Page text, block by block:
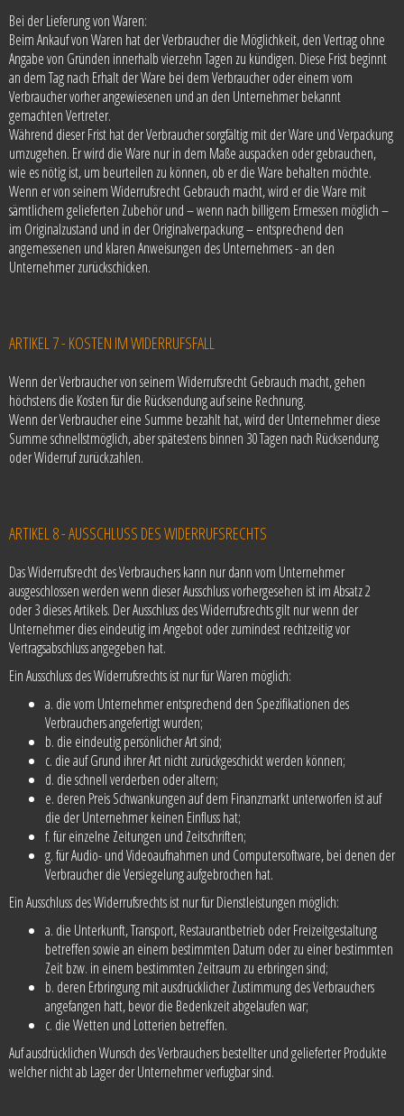
Bei der Lieferung von Waren:
Beim Ankauf von Waren hat der Verbraucher die Möglichkeit, den Vertrag ohne
Angabe von Gründen innerhalb vierzehn Tagen zu kündigen. Diese Frist beginnt
an dem Tag nach Erhalt der Ware bei dem Verbraucher oder einem vom
Verbraucher vorher angewiesenen und an den Unternehmer bekannt
gemachten Vertreter.
Während dieser Frist hat der Verbraucher sorgfältig mit der Ware und Verpackung
umzugehen. Er wird die Ware nur in dem Maße auspacken oder gebrauchen,
wie es nötig ist, um beurteilen zu können, ob er die Ware behalten möchte.
Wenn er von seinem Widerrufsrecht Gebrauch macht, wird er die Ware mit
sämtlichem gelieferten Zubehör und – wenn nach billigem Ermessen möglich –
im Originalzustand und in der Originalverpackung – entsprechend den
angemessenen und klaren Anweisungen des Unternehmers - an den
Unternehmer zurückschicken.
ARTIKEL 7 - KOSTEN IM WIDERRUFSFALL
Wenn der Verbraucher von seinem Widerrufsrecht Gebrauch macht, gehen
höchstens die Kosten für die Rücksendung auf seine Rechnung.
Wenn der Verbraucher eine Summe bezahlt hat, wird der Unternehmer diese
Summe schnellstmöglich, aber spätestens binnen 30 Tagen nach Rücksendung
oder Widerruf zurückzahlen.
ARTIKEL 8 - AUSSCHLUSS DES WIDERRUFSRECHTS
Das Widerrufsrecht des Verbrauchers kann nur dann vom Unternehmer
ausgeschlossen werden wenn dieser Ausschluss vorhergesehen ist im Absatz 2
oder 3 dieses Artikels. Der Ausschluss des Widerrufsrechts gilt nur wenn der
Unternehmer dies eindeutig im Angebot oder zumindest rechtzeitig vor
Vertragsabschluss angegeben hat.
Ein Ausschluss des Widerrufsrechts ist nur für Waren möglich:
a. die vom Unternehmer entsprechend den Spezifikationen des
Verbrauchers angefertigt wurden;
b. die eindeutig persönlicher Art sind;
c. die auf Grund ihrer Art nicht zurückgeschickt werden können;
d. die schnell verderben oder altern;
e. deren Preis Schwankungen auf dem Finanzmarkt unterworfen ist auf
die der Unternehmer keinen Einfluss hat;
f. für einzelne Zeitungen und Zeitschriften;
g. für Audio- und Videoaufnahmen und Computersoftware, bei denen der
Verbraucher die Versiegelung aufgebrochen hat.
Ein Ausschluss des Widerrufsrechts ist nur für Dienstleistungen möglich:
a. die Unterkunft, Transport, Restaurantbetrieb oder Freizeitgestaltung
betreffen sowie an einem bestimmten Datum oder zu einer bestimmten
Zeit bzw. in einem bestimmten Zeitraum zu erbringen sind;
b. deren Erbringung mit ausdrücklicher Zustimmung des Verbrauchers
angefangen hatt, bevor die Bedenkzeit abgelaufen war;
c. die Wetten und Lotterien betreffen.
Auf ausdrücklichen Wunsch des Verbrauchers bestellter und gelieferter Produkte
welcher nicht ab Lager der Unternehmer verfugbar sind.